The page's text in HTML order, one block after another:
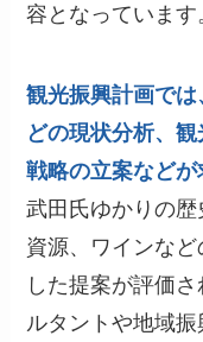
容となっています
観光振興計画で
どの現状分析、
戦略の立案などが
武田氏ゆかりの
資源、ワインな
した提案が評価
ルタントや地域